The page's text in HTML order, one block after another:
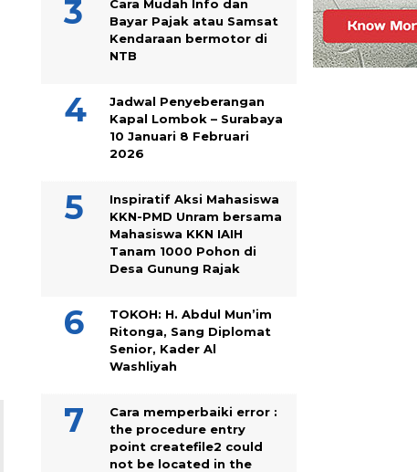
Cara Mudah Info dan
Bayar Pajak atau Samsat
Kendaraan bermotor di
NTB
Jadwal Penyeberangan
Kapal Lombok – Surabaya
10 Januari 8 Februari
2026
Inspiratif Aksi Mahasiswa
KKN-PMD Unram bersama
Mahasiswa KKN IAIH
Tanam 1000 Pohon di
Desa Gunung Rajak
TOKOH: H. Abdul Mun’im
Ritonga, Sang Diplomat
Senior, Kader Al
Washliyah
Cara memperbaiki error :
the procedure entry
point createfile2 could
not be located in the